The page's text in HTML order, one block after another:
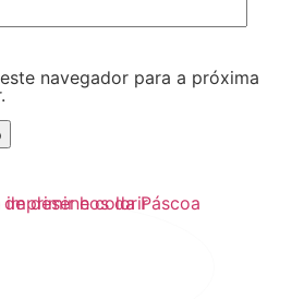
navegador para a próxima